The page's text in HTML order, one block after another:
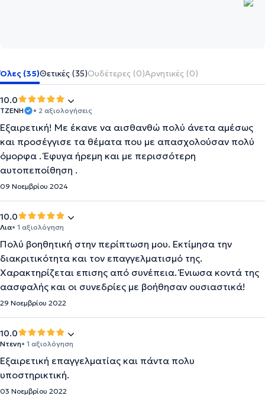
Όλες (35)Θετικές (35)Ουδέτερες (0)Αρνητικές (0)
10.0
ΤΖΕΝΗ • 2 αξιολογήσεις
Εξαιρετική! Με έκανε να αισθανθώ πολύ άνετα αμέσως
και προσέγγισε τα θέματα που με απασχολούσαν πολύ
όμορφα . Έφυγα ήρεμη και με περισσότερη
αυτοπεποίθηση .
09 Νοεμβρίου 2024
10.0
Λια• 1 αξιολόγηση
Πολύ βοηθητική στην περίπτωση μου. Εκτίμησα την
διακριτικότητα και τον επαγγελματισμό της.
Χαρακτηρίζεται επισης από συνέπεια. Ένιωσα κοντά της
αασφαλής και οι συνεδρίες με βοήθησαν ουσιαστικά!
29 Νοεμβρίου 2022
10.0
Ντενη• 1 αξιολόγηση
Εξαιρετική επαγγελματίας και πάντα πολυ
υποστηρικτική.
03 Νοεμβρίου 2022